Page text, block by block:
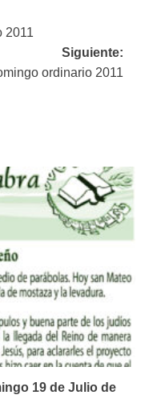
2011
Siguiente:
ordinario 2011
19 de Julio de